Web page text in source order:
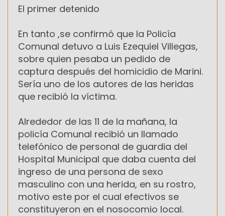
El primer detenido
En tanto ,se confirmó que la Policía
Comunal detuvo a Luis Ezequiel Villegas,
sobre quien pesaba un pedido de
captura después del homicidio de Marini.
Sería uno de los autores de las heridas
que recibió la víctima.
Alrededor de las 11 de la mañana, la
policía Comunal recibió un llamado
telefónico de personal de guardia del
Hospital Municipal que daba cuenta del
ingreso de una persona de sexo
masculino con una herida, en su rostro,
motivo este por el cual efectivos se
constituyeron en el nosocomio local.